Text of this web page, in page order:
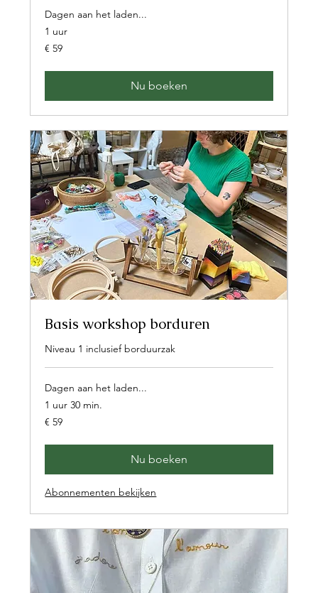
Dagen aan het laden...
1 uur
59
euro
€ 59
Nu boeken
Basis workshop borduren
Niveau 1 inclusief borduurzak
Dagen aan het laden...
1 uur 30 min.
59
euro
€ 59
Nu boeken
Abonnementen bekijken